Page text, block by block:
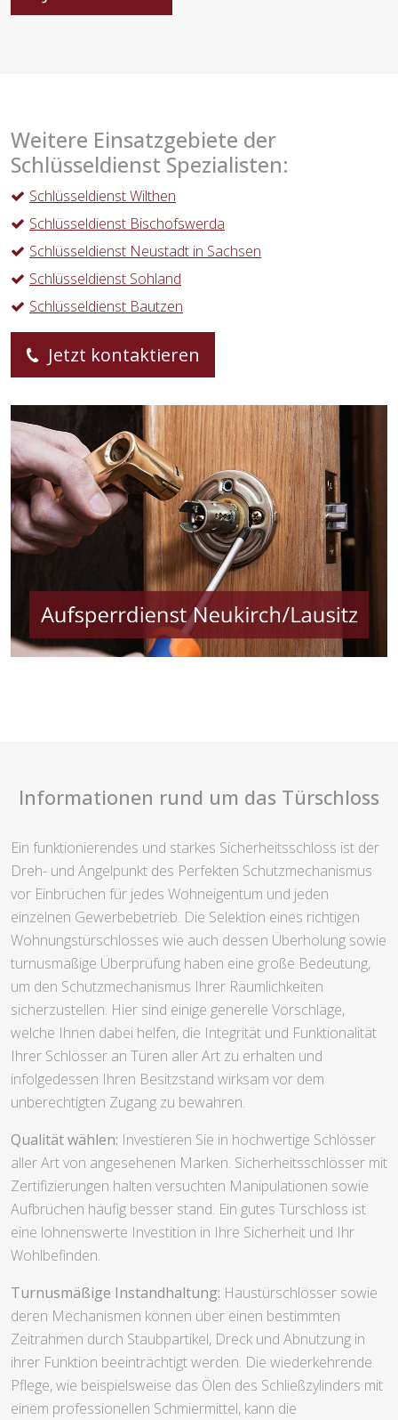
Weitere Einsatzgebiete der
Schlüsseldienst Spezialisten:
Schlüsseldienst Wilthen
Schlüsseldienst Bischofswerda
Schlüsseldienst Neustadt in Sachsen
Schlüsseldienst Sohland
Schlüsseldienst Bautzen
Jetzt kontaktieren
Informationen rund um das Türschloss
Ein funktionierendes und starkes Sicherheitsschloss ist der
Dreh- und Angelpunkt des Perfekten Schutzmechanismus
vor Einbrüchen für jedes Wohneigentum und jeden
einzelnen Gewerbebetrieb. Die Selektion eines richtigen
Wohnungstürschlosses wie auch dessen Überholung sowie
turnusmäßige Überprüfung haben eine große Bedeutung,
um den Schutzmechanismus Ihrer Räumlichkeiten
sicherzustellen. Hier sind einige generelle Vorschläge,
welche Ihnen dabei helfen, die Integrität und Funktionalität
Ihrer Schlösser an Türen aller Art zu erhalten und
infolgedessen Ihren Besitzstand wirksam vor dem
unberechtigten Zugang zu bewahren.
Qualität wählen: Investieren Sie in hochwertige Schlösser
aller Art von angesehenen Marken. Sicherheitsschlösser mit
Zertifizierungen halten versuchten Manipulationen sowie
Aufbrüchen häufig besser stand. Ein gutes Türschloss ist
eine lohnenswerte Investition in Ihre Sicherheit und Ihr
Wohlbefinden.
Turnusmäßige Instandhaltung: Haustürschlösser sowie
deren Mechanismen können über einen bestimmten
Zeitrahmen durch Staubpartikel, Dreck und Abnutzung in
ihrer Funktion beeinträchtigt werden. Die wiederkehrende
Pflege, wie beispielsweise das Ölen des Schließzylinders mit
einem professionellen Schmiermittel, kann die